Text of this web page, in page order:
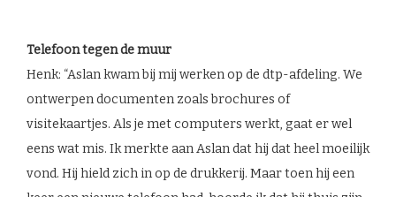
Telefoon tegen de muur
Henk: “Aslan kwam bij mij werken op de dtp-afdeling. We
ontwerpen documenten zoals brochures of
visitekaartjes. Als je met computers werkt, gaat er wel
eens wat mis. Ik merkte aan Aslan dat hij dat heel moeilijk
vond. Hij hield zich in op de drukkerij. Maar toen hij een